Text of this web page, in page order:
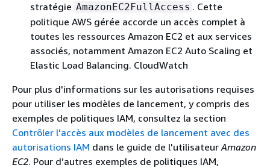
stratégie AmazonEC2FullAccess . Cette
politique AWS gérée accorde un accès complet à
toutes les ressources Amazon EC2 et aux services
associés, notamment Amazon EC2 Auto Scaling et
Elastic Load Balancing. CloudWatch
Pour plus d'informations sur les autorisations requises
pour utiliser les modèles de lancement, y compris des
exemples de politiques IAM, consultez la section
Contrôler l'accès aux modèles de lancement avec des
autorisations IAM dans le guide de l'utilisateurAmazon
EC2. Pour d’autres exemples de politiques IAM,